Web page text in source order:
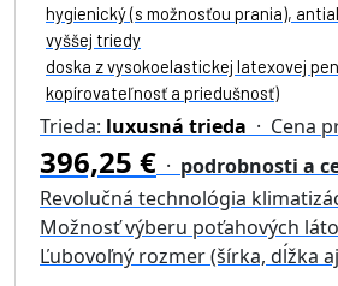
hygienický (s možnosťou prania),
vyššej triedy
doska z vysokoelastickej latexovej
kopírovateľnosť a priedušnosť)
Trieda: luxusná trieda · Cena
396,25 € · podrobnosti a
Revolučná technológia
Možnosť výberu poťahových
Ľubovoľný rozmer (šírka, dĺžka